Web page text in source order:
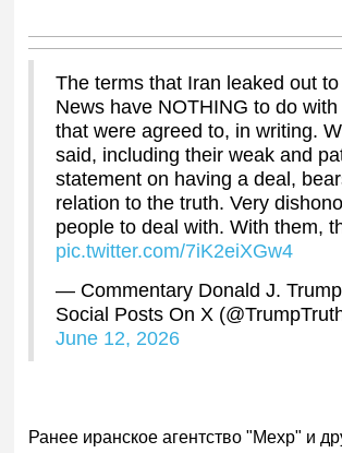
The terms that Iran leaked out
News have NOTHING to do
that were agreed to, in writing.
said, including their weak and
statement on having a deal,
relation to the truth. Very
people to deal with. With them,
pic.twitter.com/7iK2eiXGw4
— Commentary Donald J.
Social Posts On X
June 12, 2026
Ранее иранское агентство "Мехр" и